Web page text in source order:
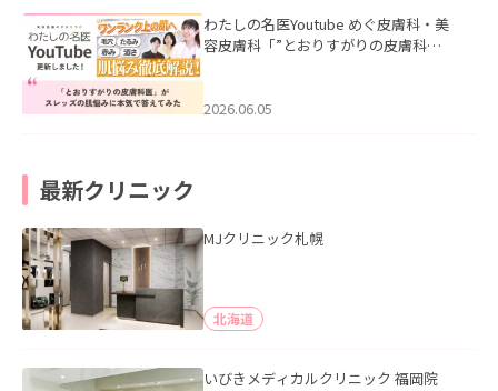
わたしの名医Youtube めぐ皮膚科・美
容皮膚科「”とおりすがりの皮膚科
2026.06.05
最新クリニック
MJクリニック札幌
北海道
いびきメディカルクリニック 福岡院